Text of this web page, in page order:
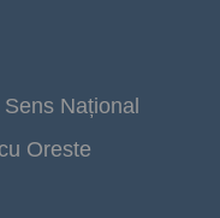
Sens Național
Oreste